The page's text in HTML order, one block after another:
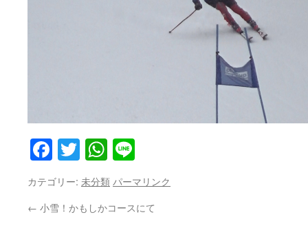
Facebook
TwitterWhatsApp
カテゴリー: 未分類パーマリンク
← 小雪！かもしかコースにて